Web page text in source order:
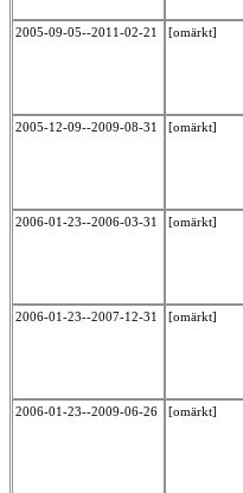
2005-09-05--2011-02-21 [omärkt]
2005-12-09--2009-08-31 [omärkt]
2006-01-23--2006-03-31 [omärkt]
2006-01-23--2007-12-31 [omärkt]
2006-01-23--2009-06-26 [omärkt]